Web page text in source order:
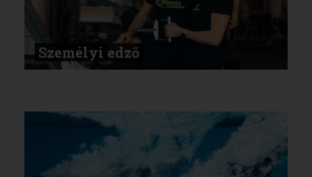
Személyi edző